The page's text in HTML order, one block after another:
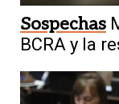
Sospechas
BCRA y la